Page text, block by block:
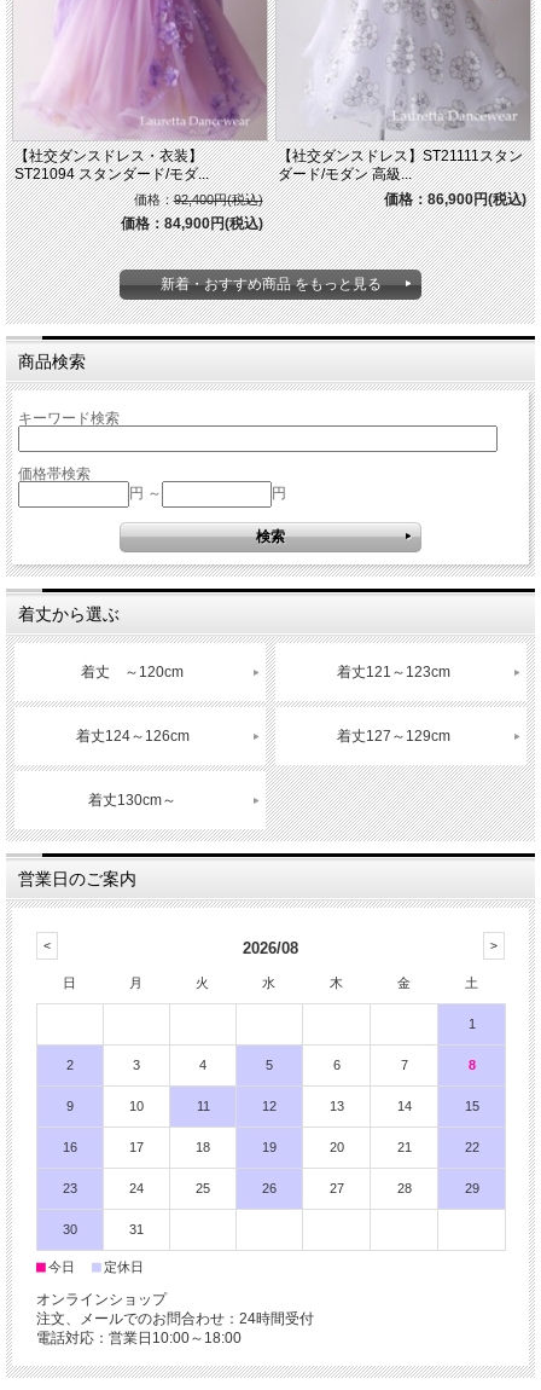
【社交ダンスドレス・衣装】
ST21094 スタンダード/モダ...
価格：92,400円(税込)
価格：84,900円(税込)
【社交ダンスドレス】ST21111スタン
ダード/モダン 高級...
価格：86,900円(税込)
新着・おすすめ商品 をもっと見る
商品検索
キーワード検索
価格帯検索
円 ～
円
着丈から選ぶ
着丈 ～120cm 着丈121～123cm
着丈124～126cm 着丈127～129cm
着丈130cm～
営業日のご案内
2026/08
日 月 火 水 木 金 土
1
2 3 4 5 6 7 8
9 10 11 12 13 14 15
16 17 18 19 20 21 22
23 24 25 26 27 28 29
30 31
■今日 ■ 定休日
オンラインショップ
注文、メールでのお問合わせ：24時間受付
電話対応：営業日10:00～18:00